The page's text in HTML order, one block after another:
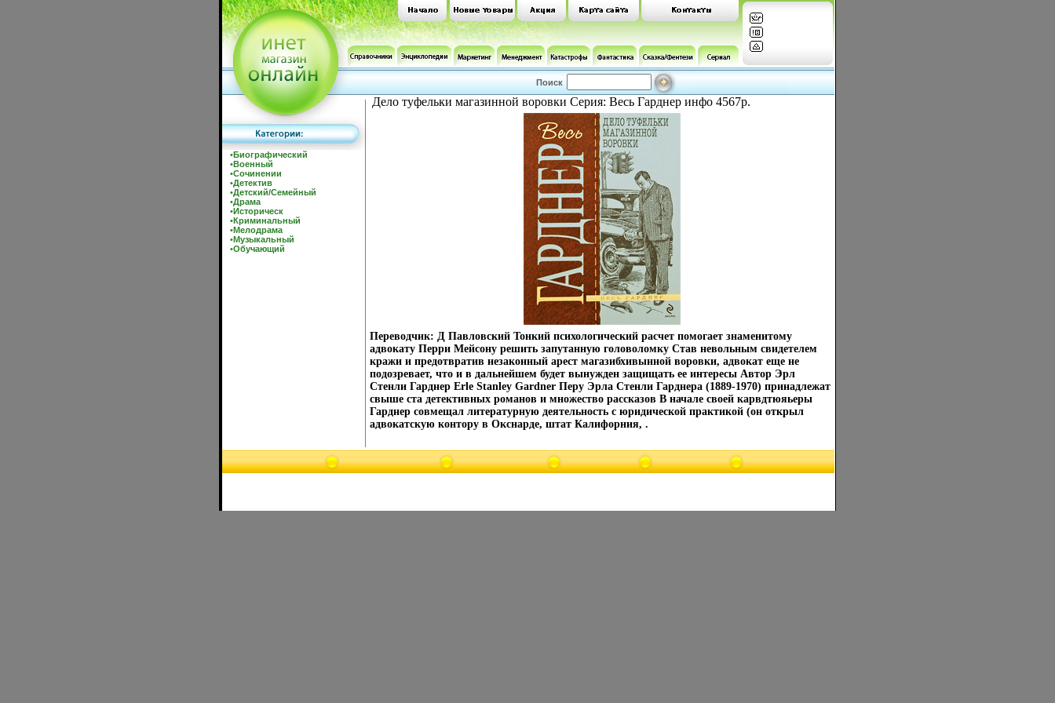
Поиск
•Биографический
•Военный
•Сочинении
•Детектив
•Детский/Семейный
•Драма
•Историческ
•Криминальный
•Мелодрама
•Музыкальный
•Обучающий
Дело туфельки магазинной воровки Серия: Весь Гарднер инфо 4567p.
Переводчик: Д Павловский Тонкий психологический расчет помогает знаменитому
адвокату Перри Мейсону решить запутанную головоломку Став невольным свидетелем
кражи и предотвратив незаконный арест магазибхивынной воровки, адвокат еще не
подозревает, что и в дальнейшем будет вынужден защищать ее интересы Автор Эрл
Стенли Гарднер Erle Stanley Gardner Перу Эрла Стенли Гарднера (1889-1970) принадлежат
свыше ста детективных романов и множество рассказов В начале своей карвдтюяьеры
Гарднер совмещал литературную деятельность с юридической практикой (он открыл
адвокатскую контору в Окснарде, штат Калифорния, .